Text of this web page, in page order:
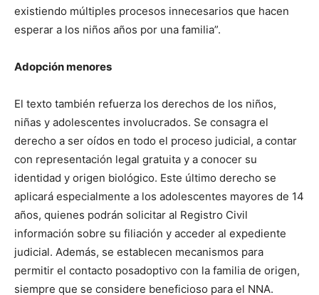
existiendo múltiples procesos innecesarios que hacen
esperar a los niños años por una familia”.
Adopción menores
El texto también refuerza los derechos de los niños,
niñas y adolescentes involucrados. Se consagra el
derecho a ser oídos en todo el proceso judicial, a contar
con representación legal gratuita y a conocer su
identidad y origen biológico. Este último derecho se
aplicará especialmente a los adolescentes mayores de 14
años, quienes podrán solicitar al Registro Civil
información sobre su filiación y acceder al expediente
judicial. Además, se establecen mecanismos para
permitir el contacto posadoptivo con la familia de origen,
siempre que se considere beneficioso para el NNA.